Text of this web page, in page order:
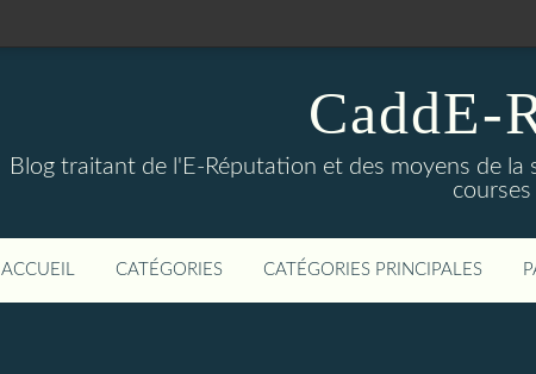
CaddE-
Blog traitant de l'E-Réputation et des moyens de
ACCUEIL CATÉGORIES CATÉGORIES PRINCIPALES